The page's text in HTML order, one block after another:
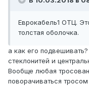
Еврокабель1 ОТЦ.
толстая оболочка.
а как его
стеклонитей и
Вообще любая
поворачиваться